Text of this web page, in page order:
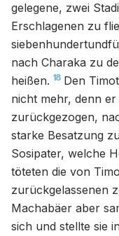
gelegene, zwei
Erschlagenen zu
nach Charaka zu
heißen. 18 Den
nicht mehr, denn
zurückgezogen,
starke Besatzung
Sosipater, welche
töteten die von
zurückgelassenen
Machabäer aber
sich und stellte sie